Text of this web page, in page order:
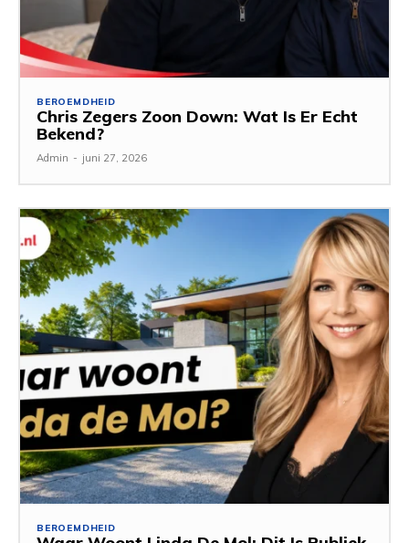
BEROEMDHEID
Chris Zegers Zoon Down: Wat Is Er Echt
Bekend?
Admin - juni 27, 2026
BEROEMDHEID